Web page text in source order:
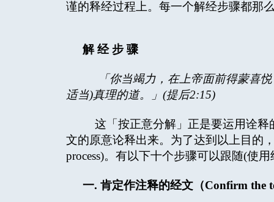
谨的释经过程上。每一个解经步骤都那
解 经 步 骤
「你当竭力，在上帝面前得蒙喜
适当)真理的道。」 (提后2:15)
这「按正意分解」正是要运用诠释
文的原意论释出来。为了达到以上目的，
process)。有以下十个步骤可以跟随(使
一. 肯定作注释的经文（Confirm the